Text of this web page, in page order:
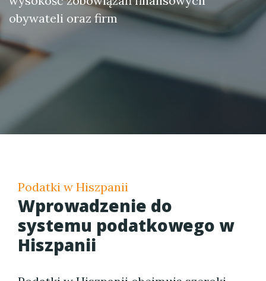
obywateli oraz firm
Podatki w Hiszpanii
Wprowadzenie do
systemu podatkowego w
Hiszpanii